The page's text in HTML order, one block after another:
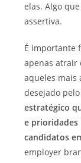
elas. Algo
assertiva.
É importante
apenas atrair
aqueles mais
desejado
estratégico
e prioridades
candidatos
employer